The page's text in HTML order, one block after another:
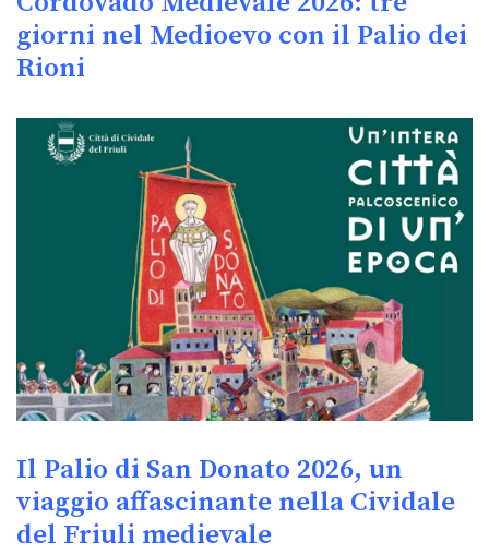
giorni nel Medioevo con il Palio dei
Rioni
Il Palio di San Donato 2026, un
viaggio affascinante nella Cividale
del Friuli medievale